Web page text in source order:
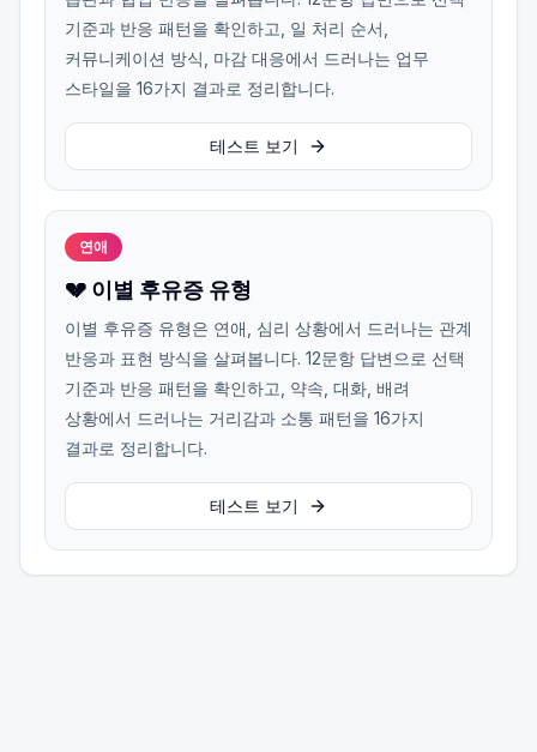
기준과 반응 패턴을 확인하고, 일 처리 순서,
커뮤니케이션 방식, 마감 대응에서 드러나는 업무
스타일을 16가지 결과로 정리합니다.
테스트 보기
연애
💔 이별 후유증 유형
이별 후유증 유형은 연애, 심리 상황에서 드러나는 관계
반응과 표현 방식을 살펴봅니다. 12문항 답변으로 선택
기준과 반응 패턴을 확인하고, 약속, 대화, 배려
상황에서 드러나는 거리감과 소통 패턴을 16가지
결과로 정리합니다.
테스트 보기